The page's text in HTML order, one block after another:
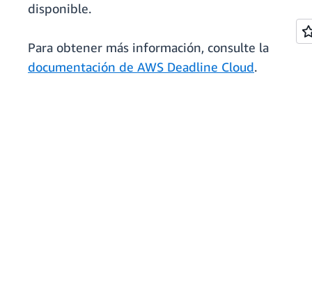
disponible.
Para obtener más información, consulte la
documentación de AWS Deadline Cloud.